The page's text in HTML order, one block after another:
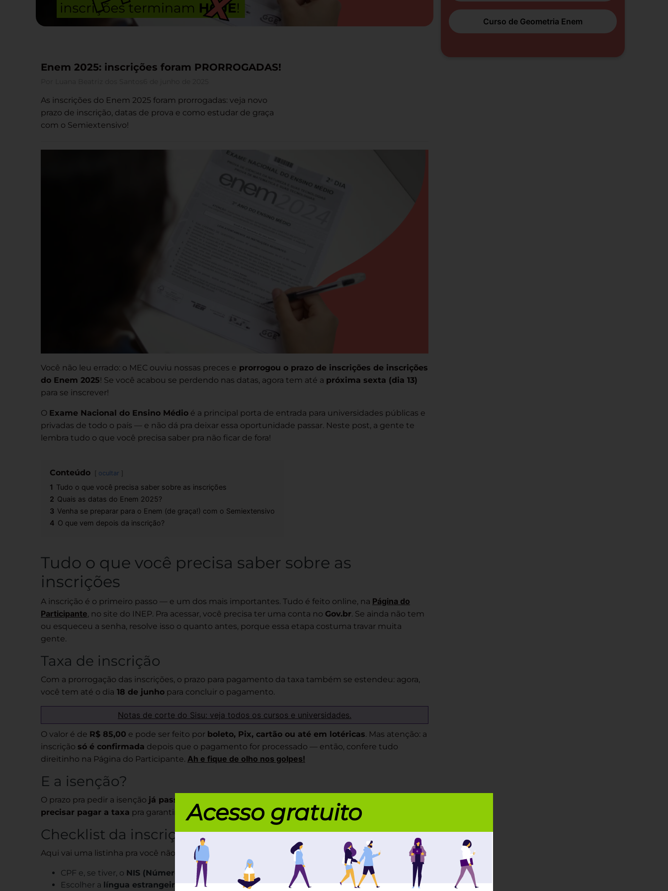
Enem 2025: inscrições foram PRORROGADAS!
As inscrições do Enem 2025 foram prorrogadas: veja novo
prazo de inscrição, datas de prova e como estudar de graça
com o Semiextensivo!
Você não leu errado: o MEC ouviu nossas preces e prorrogou o prazo de inscrições de inscrições
do Enem 2025! Se você acabou se perdendo nas datas, agora tem até a próxima sexta (dia 13)
para se inscrever!
O Exame Nacional do Ensino Médio é a principal porta de entrada para universidades públicas e
privadas de todo o país — e não dá pra deixar essa oportunidade passar. Neste post, a gente te
lembra tudo o que você precisa saber pra não ficar de fora!
Conteúdo ocultar
1 Tudo o que você precisa saber sobre as inscrições
2 Quais as datas do Enem 2025?
3 Venha se preparar para o Enem (de graça!) com o Semiextensivo
4 O que vem depois da inscrição?
Tudo o que você precisa saber sobre as
inscrições
A inscrição é o primeiro passo — e um dos mais importantes. Tudo é feito online, na Página do
Participante, no site do INEP. Pra acessar, você precisa ter uma conta no Gov.br. Se ainda não tem
ou esqueceu a senha, resolve isso o quanto antes, porque essa etapa costuma travar muita
gente.
Taxa de inscrição
Com a prorrogação das inscrições, o prazo para pagamento da taxa também se estendeu: agora,
você tem até o dia 18 de junho para concluir o pagamento.
Notas de corte do Sisu: veja todos os cursos e universidades.
O valor é de R$ 85,00 e pode ser feito por boleto, Pix, cartão ou até em lotéricas. Mas atenção: a
inscrição só é confirmada depois que o pagamento for processado — então, confere tudo
direitinho na Página do Participante. Ah e fique de olho nos golpes!
E a isenção?
O prazo pra pedir a isenção já passou
precisar pagar a taxa pra garantir a inscrição.
Checklist da inscrição
Aqui vai uma listinha pra você não esquecer nada:
CPF e, se tiver, o NIS (Número de Identificação Social)
Escolher a língua estrangeira
(Inglês ou Espanhol);
Curso de Geometria Enem
Acesso gratuito